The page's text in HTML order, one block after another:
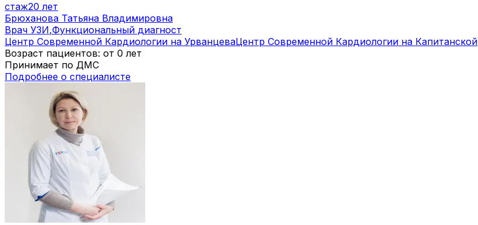
стаж20 лет
Брюханова Татьяна Владимировна
Врач УЗИ,Функциональный диагност
Центр Современной Кардиологии на УрванцеваЦентр Современной Кардиологии на Капитанской
Возраст пациентов: от 0 лет
Принимает по ДМС
Подробнее о специалисте